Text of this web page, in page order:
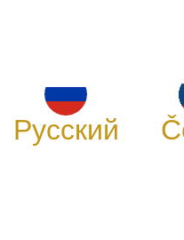
Русский